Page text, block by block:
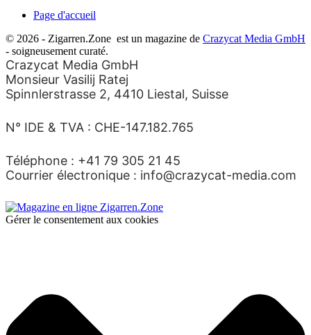
Page d'accueil
© 2026 - Zigarren.Zone est un magazine de Crazycat Media GmbH
- soigneusement curaté.
Crazycat Media GmbH
Monsieur Vasilij Ratej
Spinnlerstrasse 2, 4410 Liestal, Suisse
N° IDE & TVA : CHE-147.182.765
Téléphone : +41 79 305 21 45
Courrier électronique : info@crazycat-media.com
Gérer le consentement aux cookies